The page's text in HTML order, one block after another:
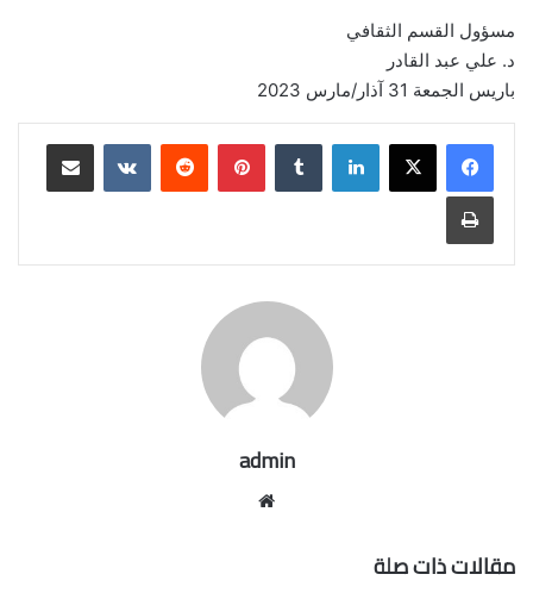
مسؤول القسم الثقافي
د. علي عبد القادر
باريس الجمعة 31 آذار/مارس 2023
لينكدإن بينتيريست مشاركة عبر البريد
طباعة
admin
مقالات ذات صلة